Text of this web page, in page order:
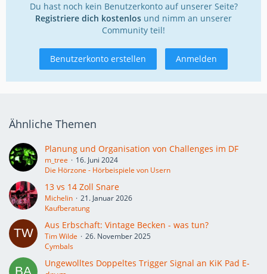
Du hast noch kein Benutzerkonto auf unserer Seite?
Registriere dich kostenlos und nimm an unserer
Community teil!
Benutzerkonto erstellen Anmelden
Ähnliche Themen
Planung und Organisation von Challenges im DF
m_tree
16. Juni 2024
Die Hörzone - Hörbeispiele von Usern
13 vs 14 Zoll Snare
Michelin
21. Januar 2026
Kaufberatung
Aus Erbschaft: Vintage Becken - was tun?
Tim Wilde
26. November 2025
Cymbals
Ungewolltes Doppeltes Trigger Signal an KiK Pad E-